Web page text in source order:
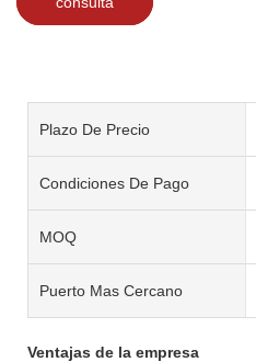
Plazo De Precio
Condiciones De Pago
MOQ
Puerto Mas Cercano
Ventajas de la empresa